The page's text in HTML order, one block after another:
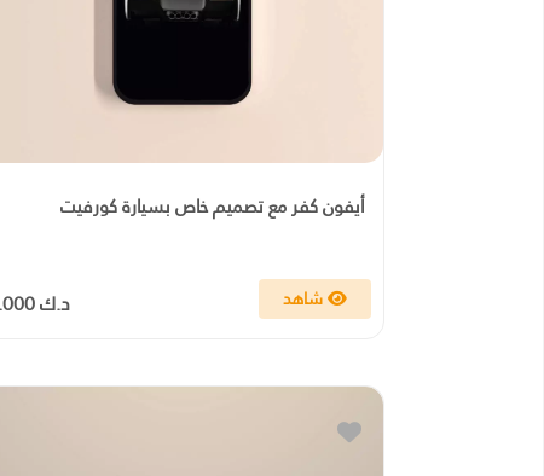
أيفون كفر مع تصميم خاص بسيارة كورفيت
د.ك 5.000 شاهد